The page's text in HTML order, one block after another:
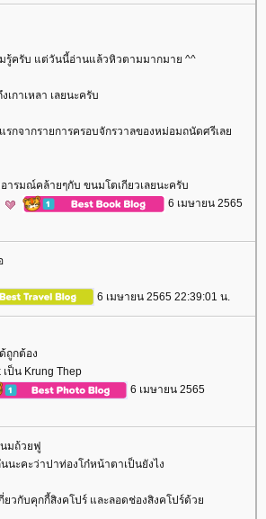
ครับ แต่วันนี้อ่านแล้วหิวตามมากมาย ^^
เกาเหลา เลยนะครับ
รกจากรายการครอบจักรวาลของหม่อมถนัดศรีเล
ารมณ์คล้ายๆกับ ขนมโตเกียวเลยนะครับ
6 เมษายน 2565
6 เมษายน 2565 22:39:01 น.
ถูกต้อง
ป็น Krung Thep
6 เมษายน 2565
มถ้วยฟู
นะคะว่าปาท่องโก๋หน้าตาเป็นยังไง
ยวกับคุกกี้สิงคโปร์ และลอดช่องสิงคโปร์ด้ว